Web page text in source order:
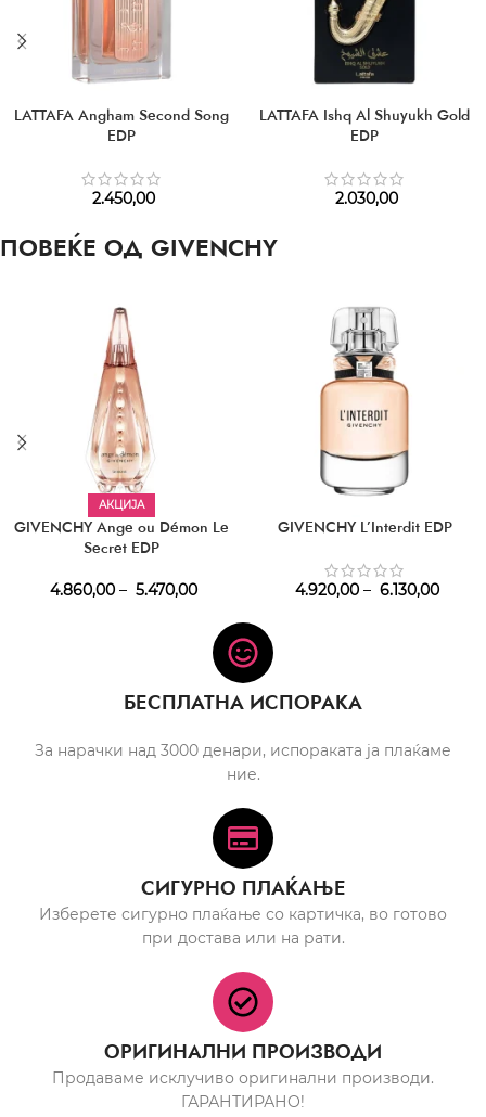
LATTAFA Angham Second Song
EDP
2.450,00
LATTAFA Ishq Al Shuyukh Gold
EDP
2.030,00
ПОВЕЌЕ ОД GIVENCHY
АКЦИЈА
GIVENCHY Ange ou Démon Le
Secret EDP
4.860,00 – 5.470,00
GIVENCHY L’Interdit EDP
4.920,00 – 6.130,00
БЕСПЛАТНА ИСПОРАКА
За нарачки над 3000 денари, испораката ја плаќаме
ние.
СИГУРНО ПЛАЌАЊЕ
Изберете сигурно плаќање со картичка, во готово
при достава или на рати.
ОРИГИНАЛНИ ПРОИЗВОДИ
Продаваме исклучиво оригинални производи.
ГАРАНТИРАНО!